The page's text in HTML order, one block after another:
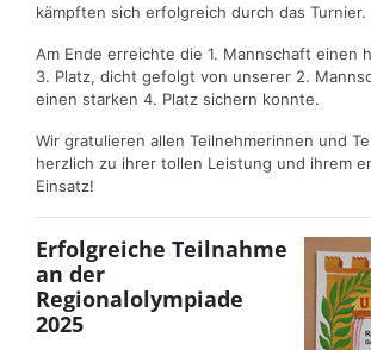
kämpften sich erfolgreich durch das Turnier.
Am Ende erreichte die 1. Mannschaft einen
3. Platz, dicht gefolgt von unserer 2.
einen starken 4. Platz sichern konnte.
Wir gratulieren allen Teilnehmerinnen und
herzlich zu ihrer tollen Leistung und ihrem
Einsatz!
Erfolgreiche Teilnahme
an der
Regionalolympiade
2025